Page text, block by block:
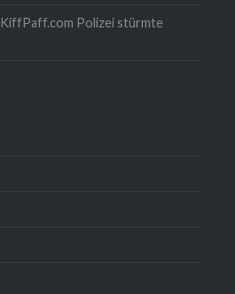
KiffPaff.com Polizei stürmte